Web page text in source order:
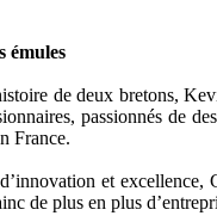
émules
de deux bretons,
passionnés de
France.
et
de plus en plus